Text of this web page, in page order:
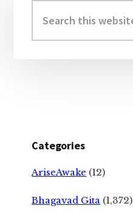
Sidebar
this
website
Categories
AriseAwake (12)
Bhagavad Gita (1,372)